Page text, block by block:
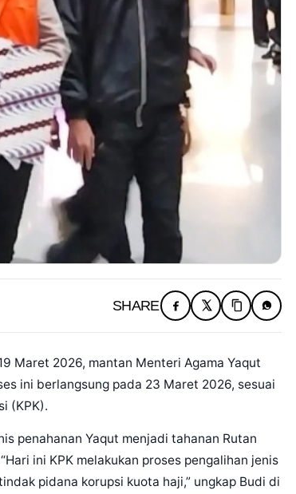
SHARE
Maret 2026, mantan Menteri Agama Yaqut
ini berlangsung pada 23 Maret 2026, sesuai
(KPK).
penahanan Yaqut menjadi tahanan Rutan
ini KPK melakukan proses pengalihan jenis
pidana korupsi kuota haji,” ungkap Budi di